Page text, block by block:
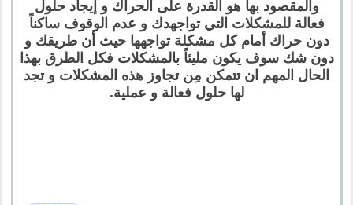
والمقصود بها هو القدرة على الحراك و إيجاد حلول
فعالة للمشكلات التي تواجهدك و عدم الوقوف ساكناً
دون حراك أمام كل مشكلة تواجهها حيث أن طريقك و
دون شك سوف يكون مليئاً بالمشكلات فكل الطرق بهذا
الحال المهم ان تتمكن مِن تجاوز هذه المشكلات و تجد
لها حلول فعالة و عملية.